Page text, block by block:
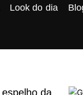
Look do dia
da